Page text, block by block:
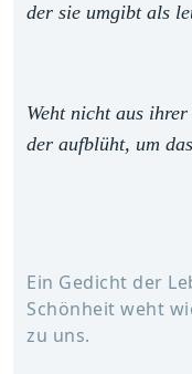
der sie umgibt als
Weht nicht aus
der aufblüht, um
Ein Gedicht der
Schönheit weht
zu uns.